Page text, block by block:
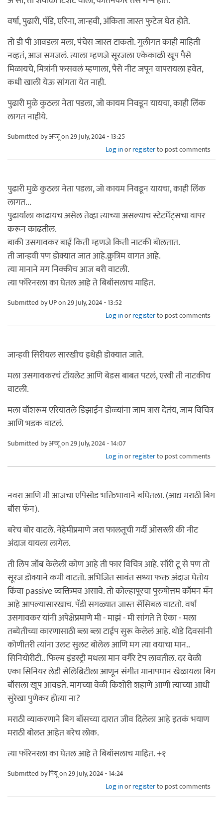
वर्षा, पुढारी, पॅडि, एरिना, जान्हवी, अंकिता जास्त फुटेज घेत होते.
तो डी पी आवडला मला, पंचेस जास्त टाकतो. गुलीगत काही माहिती
नव्हतं, आज समजलं. त्याला म्हणजे सूरजला एकेकाळी खूप पैसे
मिळायचे, मित्रांनी फसवलं म्हणाला, पैसे नीट जपून वापरायला हवेत,
कधी खाली येऊ सांगता येत नाही.
पुढारी मुळे कुठला नेता पडला, जो कायम निवडून यायचा, काही लिंक
लागत नाहीये.
Submitted byअन्जूon 29 July, 2024 - 13:25
Log inorregisterto post comments
पुढारी मुळे कुठला नेता पडला, जो कायम निवडून यायचा, काही लिंक
लागत...
पुढार्याला काढायच असेल तेव्हा त्याच्या असल्याच स्टेटमेंट्सचा वापर
करून काढतील.
बाकी उसगावकर बाई किती म्हणजे किती नाटकी बोलतात.
ती जान्हवी पण डोक्यात जात आहे.क्रुत्रिम वागत आहे.
त्या मानाने मग निक्कीच आज बरी वाटली.
त्या फॉरेनरला का घेतल आहे ते बिबॉसलाच माहित.
Submitted byUPon 29 July, 2024 - 13:52
Log inorregisterto post comments
जान्हवी सिरीयल सारखीच इथेही डोक्यात जाते.
मला उसगावकरचं टॉयलेट आणि बेडस बाबत पटलं, एरवी ती नाटकीच
वाटली.
मला वॉशरूम एरियातले डिझाईन डोळ्यांना जाम त्रास देतंय, जाम विचित्र
आणि भडक वाटलं.
Submitted byअन्जूon 29 July, 2024 - 14:07
Log inorregisterto post comments
नवरा आणि मी आजचा एपिसोड भक्तिभावाने बघितला. (आद्य मराठी बिग
बॉस फॅन).
बरेच बोर वाटले. नेहेमीप्रमाणे जरा फालतूची गर्दी ओसरली की नीट
अंदाज यायला लागेल.
ती लिप जॉब केलेली कोण आहे ती फार विचित्र आहे. सॉरी टू से पण तो
सूरज डोक्याने कमी वाटतो. अभिजित सावंत सध्या फक्त अंदाज घेतोय
किंवा passive व्यक्तिमव असावे. तो कोल्हापूरचा पुरुषोत्तम कॉमन मॅन
आहे आपल्यासारखाच. पॅडी सगळ्यात जास्त सेंसिबल वाटतो. वर्षा
उसगावकर यांनी अपेक्षेप्रमाणे मी - माझं - मी सांगते ते ऐका - मला
तब्येतीच्या कारणासाठी ब्ला ब्ला टाईप सुरू केलेलं आहे. थोडे दिवसांनी
कोणीतरी त्यांना उलट सुलट बोलेल आणि मग त्या वयाचा मान..
सिनियोरीटी.. फिल्म इंडस्ट्री मधला मान वगैरे टेप लावतील. दर वेळी
एका सिनियर लेडी सेलिब्रिटीला आणून संगीत मानापमान खेळायला बिग
बॉसला खूप आवडते. मागच्या वेळी किशोरी शहाणे आणी त्याच्या आधी
सुरेखा पुणेकर होत्या ना?
मराठी व्याकरणाने बिग बॉसच्या दारात जीव दिलेला आहे इतकं भयाण
मराठी बोलत आहेत बरेच लोक.
त्या फॉरेनरला का घेतल आहे ते बिबॉसलाच माहित. +१
Submitted byपियूon 29 July, 2024 - 14:24
Log inorregisterto post comments